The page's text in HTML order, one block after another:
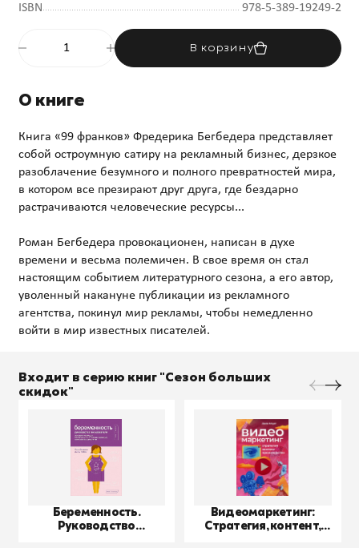
ISBN
978-5-389-19249-2
В корзину
О книге
Книга «99 франков» Фредерика Бегбедера представляет
собой остроумную сатиру на рекламный бизнес, дерзкое
разоблачение безумного и полного превратностей мира,
в котором все презирают друг друга, где бездарно
растрачиваются человеческие ресурсы...
Роман Бегбедера провокационен, написан в духе
времени и весьма полемичен. В свое время он стал
настоящим событием литературного сезона, а его автор,
уволенный накануне публикации из рекламного
агентства, покинул мир рекламы, чтобы немедленно
Входит в серию книг "Сезон больших
скидок"
Беременность.
Руководство
Видеомаркетинг:
Стратегия, контент,